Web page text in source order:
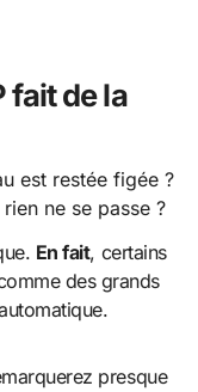
fait de la
est restée figée ?
ne se passe ?
En fait, certains
des grands
presque